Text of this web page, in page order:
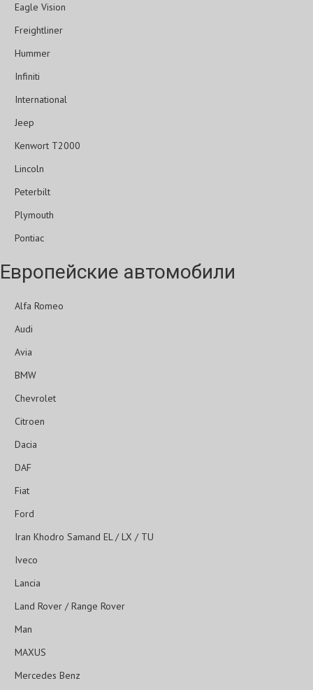
Eagle Vision
Freightliner
Hummer
Infiniti
International
Jeep
Kenwort T2000
Lincoln
Peterbilt
Plymouth
Pontiac
Европейские автомобили
Alfa Romeo
Audi
Avia
BMW
Chevrolet
Citroen
Dacia
DAF
Fiat
Ford
Iran Khodro Samand EL / LX / TU
Iveco
Lancia
Land Rover / Range Rover
Man
MAXUS
Mercedes Benz